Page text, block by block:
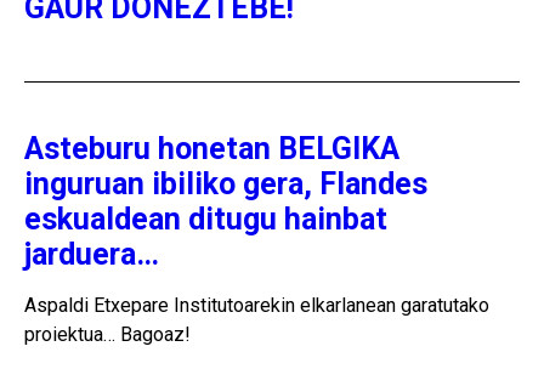
GAUR DONEZTEBE!
Asteburu honetan BELGIKA
inguruan ibiliko gera, Flandes
eskualdean ditugu hainbat
jarduera…
Aspaldi Etxepare Institutoarekin elkarlanean garatutako
proiektua… Bagoaz!